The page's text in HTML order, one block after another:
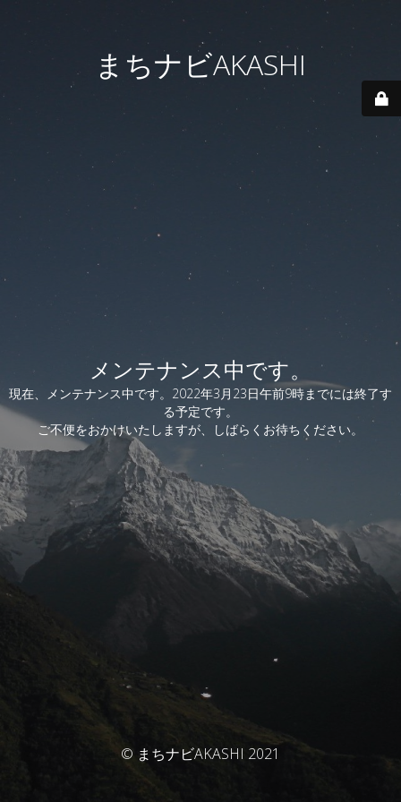
まちナビAKASHI
メンテナンス中です。
現在、メンテナンス中です。2022年3月23日午前9時までには終了す
る予定です。
ご不便をおかけいたしますが、しばらくお待ちください。
© まちナビAKASHI 2021